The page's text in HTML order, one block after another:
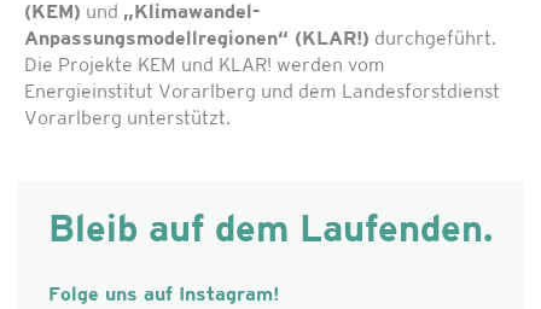
(KEM) und „Klimawandel-
Anpassungsmodellregionen“ (KLAR!) durchgeführt.
Die Projekte KEM und KLAR! werden vom
Energieinstitut Vorarlberg und dem Landesforstdienst
Vorarlberg unterstützt.
Bleib auf dem Laufenden.
Folge uns auf Instagram!